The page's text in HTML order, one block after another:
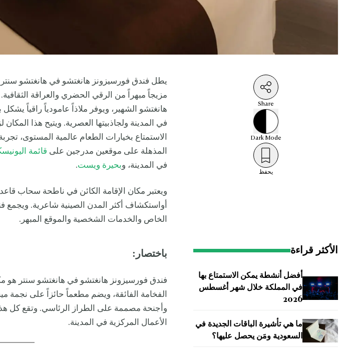
Share
DarkMode
يحفظ
الأكثر قراءة
أفضل أنشطة يمكن الاستمتاع بها
في المملكة خلال شهر أغسطس
2026
ما هي تأشيرة الباقات الجديدة في
السعودية ومَن يحصل عليها؟
يطل فندق فورسيزونز هانغتشو في هانغتشو
مزيجاً مبهراً من الرقي الحضري والعراقة
هانغتشو الشهير، ويوفر ملاذاً عامودياً راقياً يشكل
في المدينة ولجاذبيتها العصرية. ويتيح هذا
الاستمتاع بخيارات الطعام عالمية المستوى،
المذهلة على موقعين مدرجين على قائمة
في المدينة، وبحيرة ويست.
ويعتبر مكان الإقامة الكائن في ناطحة سحاب
أواستكشاف أكثر المدن الصينية شاعرية. ويجمع
الخاص والخدمات الشخصية والموقع المبهر.
باختصار:
فندق فورسيزونز هانغتشو في هانغتشو سنتر هو
الفخامة الفائقة، ويضم مطعماً حائزاً على نجمة
وأجنحة مصممة على الطراز الرئاسي. وتقع كل
الأعمال المركزية في المدينة.